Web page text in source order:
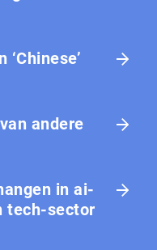
andere
in ai-
tech-sector